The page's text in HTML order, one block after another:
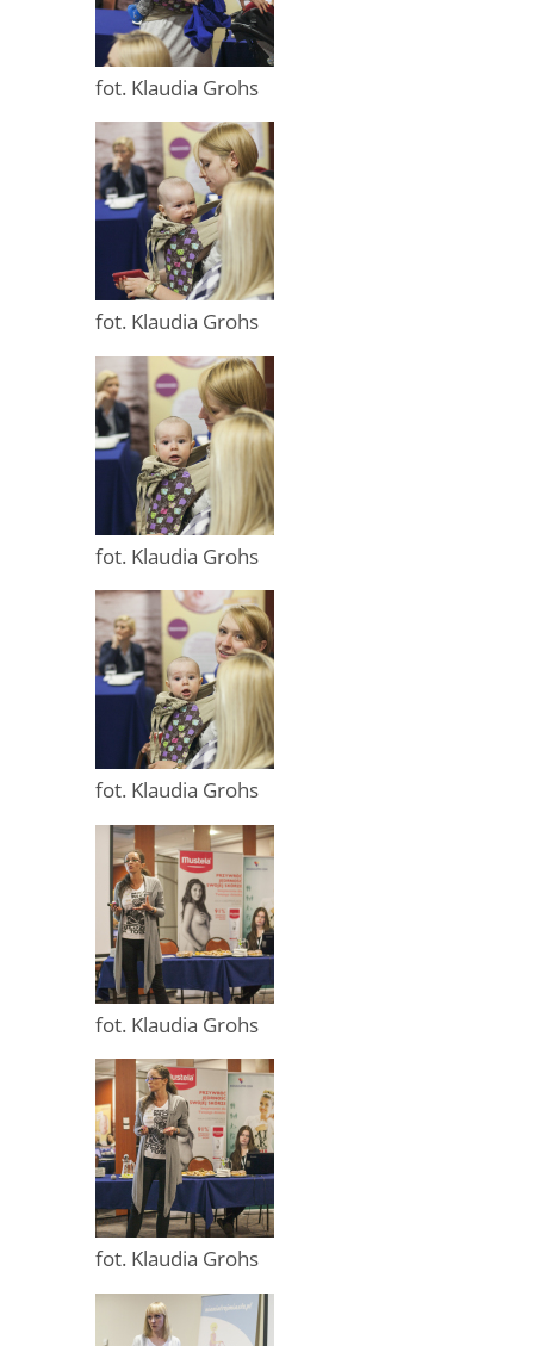
fot. Klaudia Grohs
fot. Klaudia Grohs
fot. Klaudia Grohs
fot. Klaudia Grohs
fot. Klaudia Grohs
fot. Klaudia Grohs